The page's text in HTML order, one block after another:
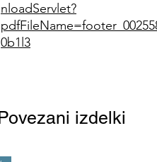
nloadServlet?
0b1l3
izdelki